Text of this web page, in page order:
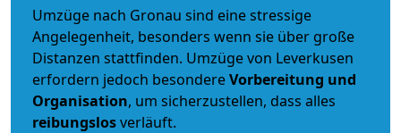
Umzüge nach Gronau sind eine stressige
Angelegenheit, besonders wenn sie über große
Distanzen stattfinden. Umzüge von Leverkusen
erfordern jedoch besondereVorbereitung und
Organisation, um sicherzustellen, dass alles
reibungslosverläuft.